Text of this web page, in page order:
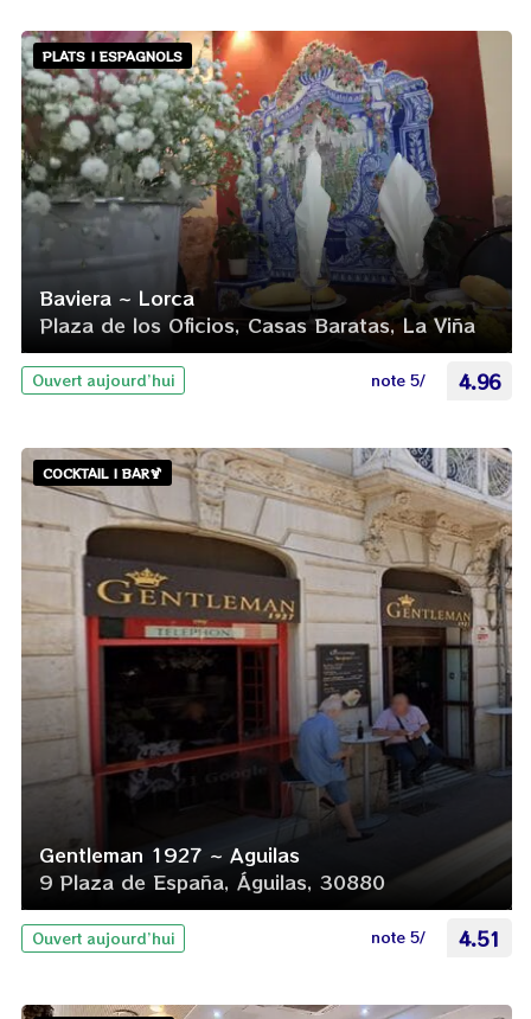
PLATS | ESPAGNOLS
Baviera ~ Lorca
Plaza de los Oficios, Casas Baratas, La Viña
Ouvert aujourd’hui note 5/ 4.96
COCKTAIL | BAR🍹
Gentleman 1927 ~ Aguilas
9 Plaza de España, Águilas, 30880
Ouvert aujourd’hui note 5/ 4.51